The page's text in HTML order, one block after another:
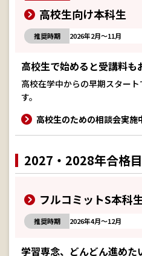
高校生向け本科生
推奨時期 2026年2月～11月
高校生で始めると受講料も
高校在学中からの早期スター
す。
高校生のための相談会実施
2027・2028年合格
フルコミットS本科
推奨時期 2026年4月～12月
学習専念、どんどん進めた